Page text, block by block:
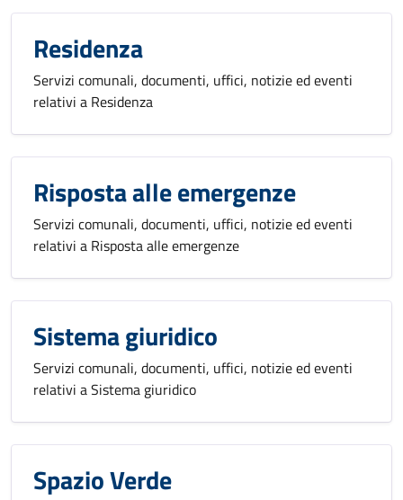
Residenza
Servizi comunali, documenti, uffici, notizie ed eventi
relativi a Residenza
Risposta alle emergenze
Servizi comunali, documenti, uffici, notizie ed eventi
relativi a Risposta alle emergenze
Sistema giuridico
Servizi comunali, documenti, uffici, notizie ed eventi
relativi a Sistema giuridico
Spazio Verde